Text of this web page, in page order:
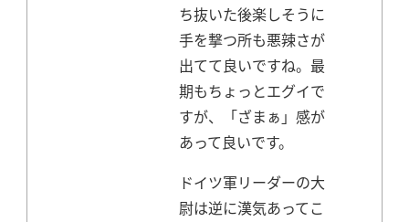
ち抜いた後楽しそうに
手を撃つ所も悪辣さが
出てて良いですね。 最
期もちょっとエグイで
すが、「ざまぁ」感が
あって良いです。
ドイツ軍リーダーの大
尉は逆に漢気あってこ